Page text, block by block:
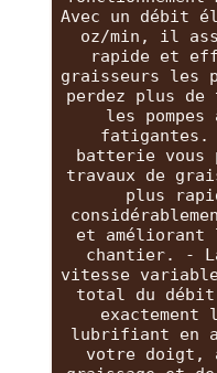
Avec un débit
oz/min, il
rapide et
graisseurs les
perdez plus de
les
fatigantes.
batterie vous
travaux de
plus
et
chantier. -
vitesse
total du débit
exactement
lubrifiant en
votre doigt,